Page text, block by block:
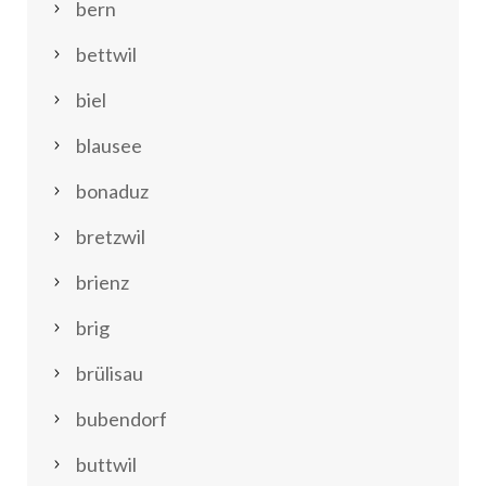
bern
bettwil
biel
blausee
bonaduz
bretzwil
brienz
brig
brülisau
bubendorf
buttwil